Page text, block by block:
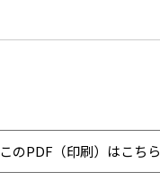
このPDF（印刷）はこちら